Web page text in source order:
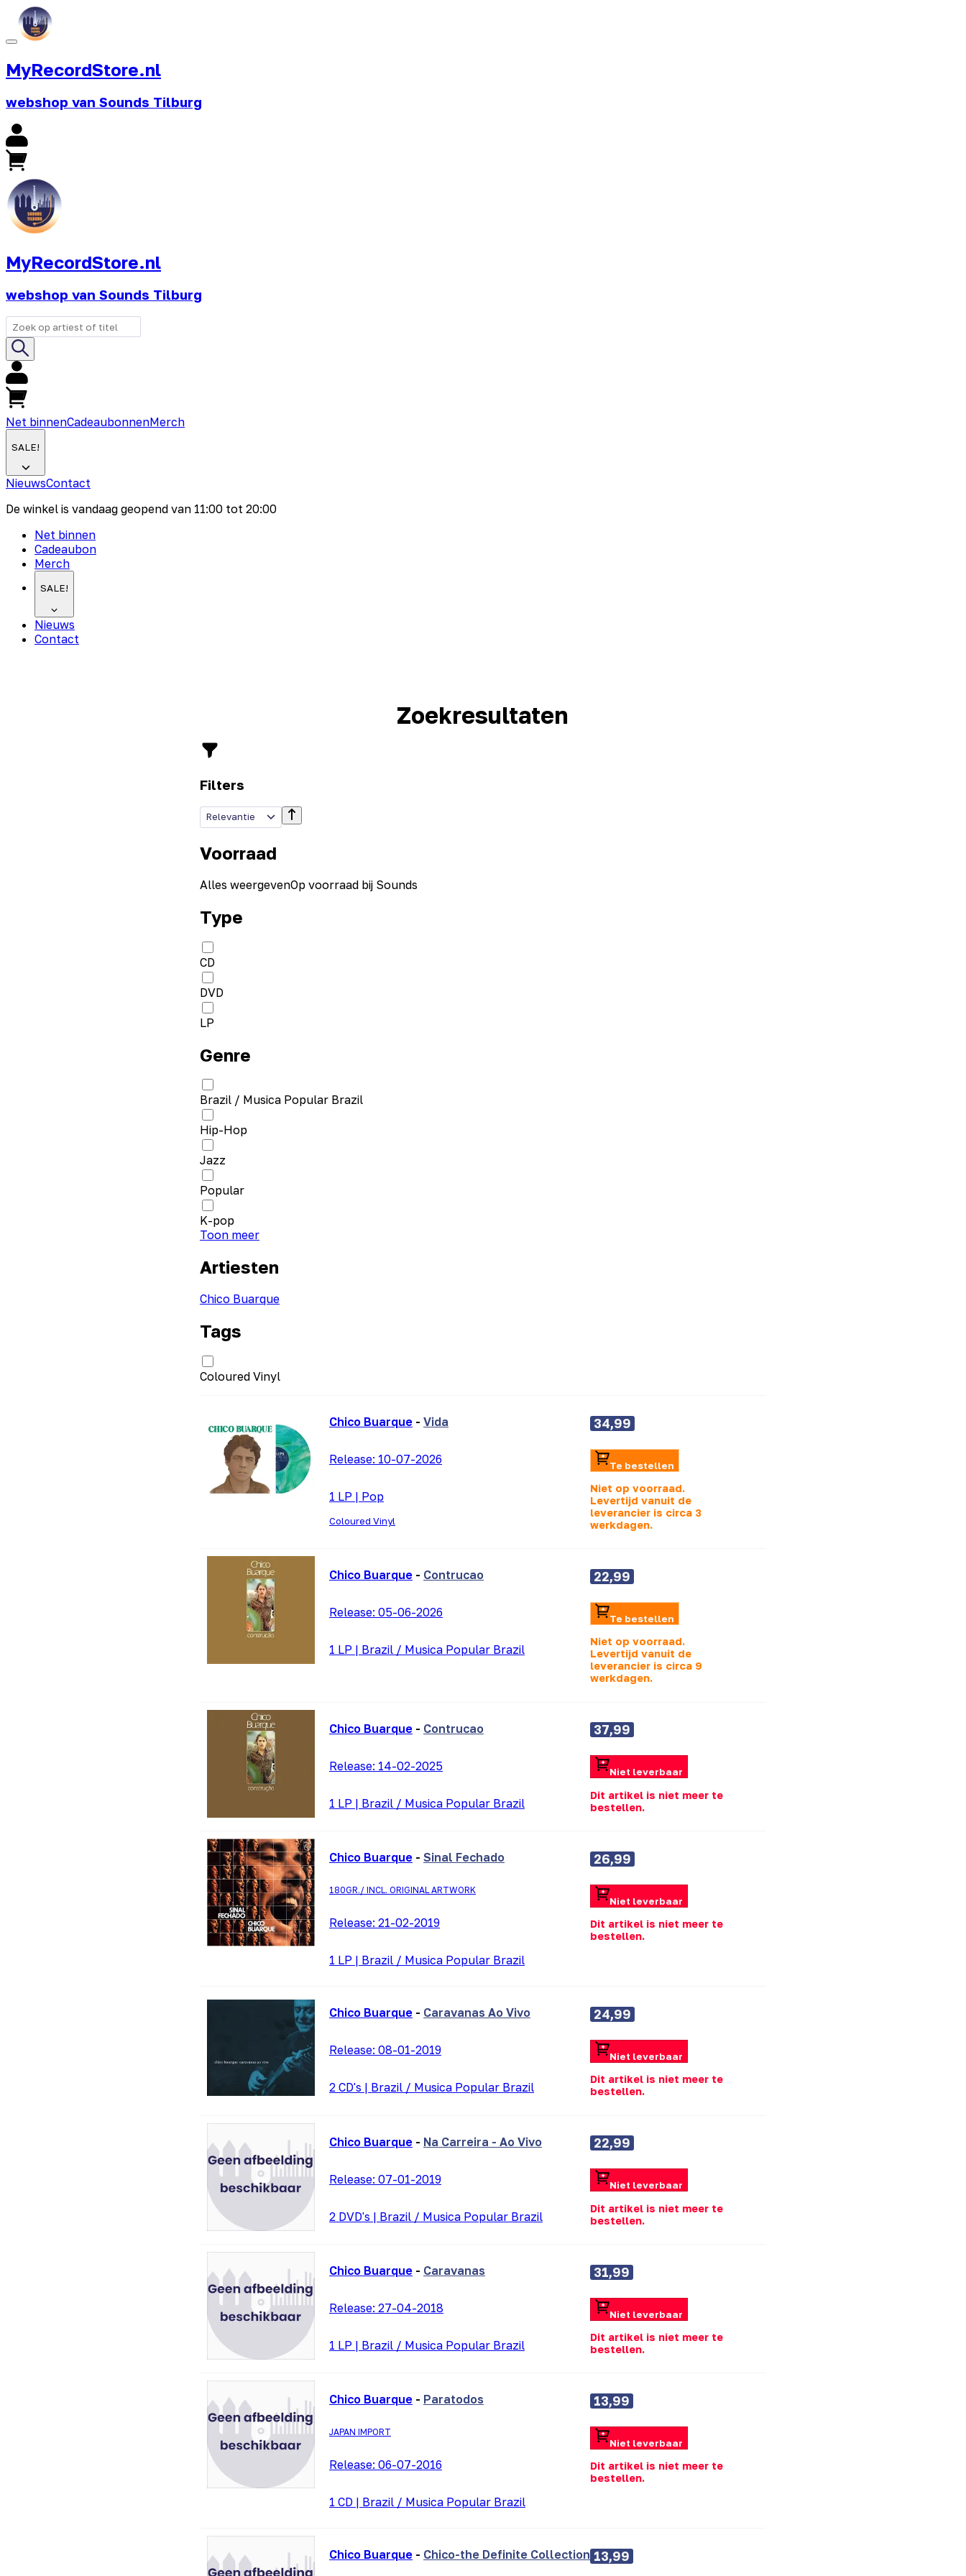
MyRecordStore.nl
webshop van Sounds Tilburg
MyRecordStore.nl
webshop van Sounds Tilburg
Net binnenCadeaubonnenMerch
SALE!
NieuwsContact
De winkel is vandaag geopend van 11:00 tot 20:00
Net binnen
Cadeaubon
Merch
SALE!
Nieuws
Contact
Zoekresultaten
Filters
Relevantie
Voorraad
Alles weergevenOp voorraad bij Sounds
Type
CD
DVD
LP
Genre
Brazil / Musica Popular Brazil
Hip-Hop
Jazz
Popular
K-pop
Toon meer
Artiesten
Chico Buarque
Tags
Coloured Vinyl
Chico Buarque- Vida
Release: 10-07-2026
1 LP | Pop
Coloured Vinyl
34,99
Te bestellen
Niet op voorraad.
Levertijd vanuit de
leverancier is circa 3
werkdagen.
Chico Buarque- Contrucao
Release: 05-06-2026
1 LP | Brazil / Musica Popular Brazil
22,99
Te bestellen
Niet op voorraad.
Levertijd vanuit de
leverancier is circa 9
werkdagen.
Chico Buarque- Contrucao
Release: 14-02-2025
1 LP | Brazil / Musica Popular Brazil
37,99
Niet leverbaar
Dit artikel is niet meer te
bestellen.
Chico Buarque- Sinal Fechado
180GR./ INCL. ORIGINAL ARTWORK
Release: 21-02-2019
1 LP | Brazil / Musica Popular Brazil
26,99
Niet leverbaar
Dit artikel is niet meer te
bestellen.
Chico Buarque- Caravanas Ao Vivo
Release: 08-01-2019
2 CD's | Brazil / Musica Popular Brazil
24,99
Niet leverbaar
Dit artikel is niet meer te
bestellen.
Chico Buarque- Na Carreira - Ao Vivo
Release: 07-01-2019
2 DVD's | Brazil / Musica Popular Brazil
22,99
Niet leverbaar
Dit artikel is niet meer te
bestellen.
Chico Buarque- Caravanas
Release: 27-04-2018
1 LP | Brazil / Musica Popular Brazil
31,99
Niet leverbaar
Dit artikel is niet meer te
bestellen.
Chico Buarque- Paratodos
JAPAN IMPORT
Release: 06-07-2016
1 CD| Brazil / Musica Popular Brazil
13,99
Niet leverbaar
Dit artikel is niet meer te
bestellen.
Chico Buarque- Chico-the Definite Collection 13,99